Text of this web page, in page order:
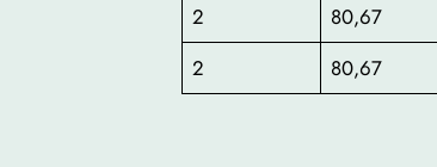
2
80,67
2
80,67